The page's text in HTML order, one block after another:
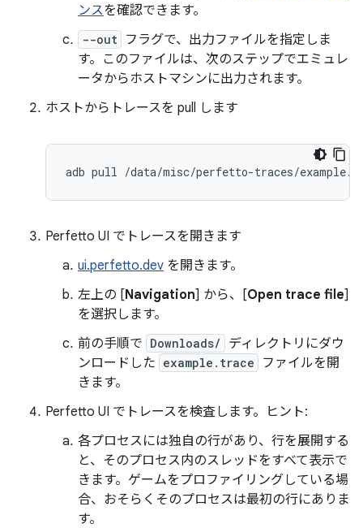
ンスを確認できます。
--out フラグで、出力ファイルを指定しま
す。このファイルは、次のステップでエミュレ
ータからホストマシンに出力されます。
ホストからトレースを pull します
adb pull /data/misc/perfetto-traces/example.
Perfetto UI でトレースを開きます
ui.perfetto.dev を開きます。
左上の [Navigation] から、[Open trace file]
を選択します。
前の手順で Downloads/
ディレクトリにダウ
ンロードした example.trace
ファイルを開
きます。
Perfetto UI でトレースを検査します。ヒント:
各プロセスには独自の行があり、行を展開する
と、そのプロセス内のスレッドをすべて表示で
きます。ゲームをプロファイリングしている場
合、おそらくそのプロセスは最初の行にありま
す。